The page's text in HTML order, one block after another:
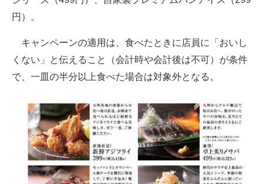
建設×テクノロジーの最前線
ちょっと気になるネットの話題
円）。
キャンペーンの適用は、食べたときに店員に「おいし
くない」と伝えること（会計時や会計後は不可）が条件
で、一皿の半分以上食べた場合は対象外となる。